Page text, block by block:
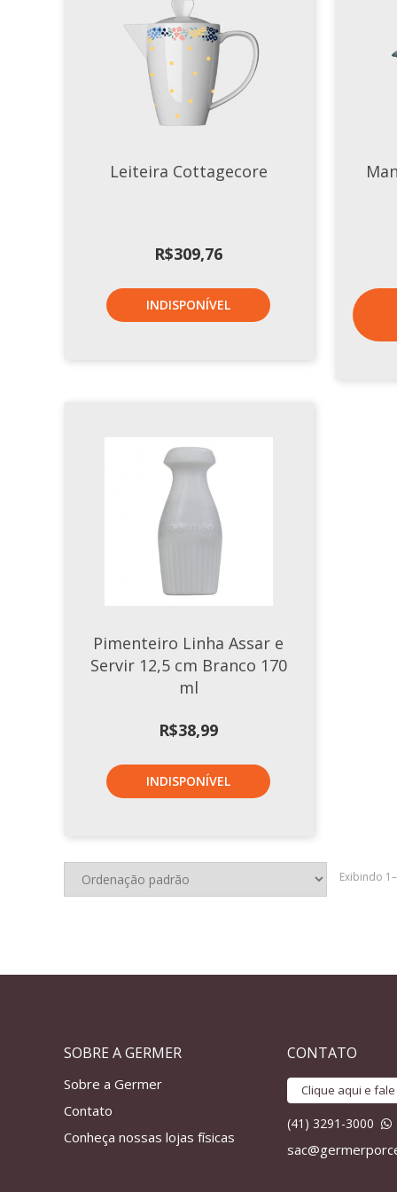
Leiteira Cottagecore
R$309,76
INDISPONÍVEL
Pimenteiro Linha Assar e
Servir 12,5 cm Branco 170
ml
R$38,99
INDISPONÍVEL
Exibindo
SOBRE A GERMER
Sobre a Germer
Contato
Conheça nossas lojas físicas
CONTATO
Clique aqui e
(41) 3291-3000